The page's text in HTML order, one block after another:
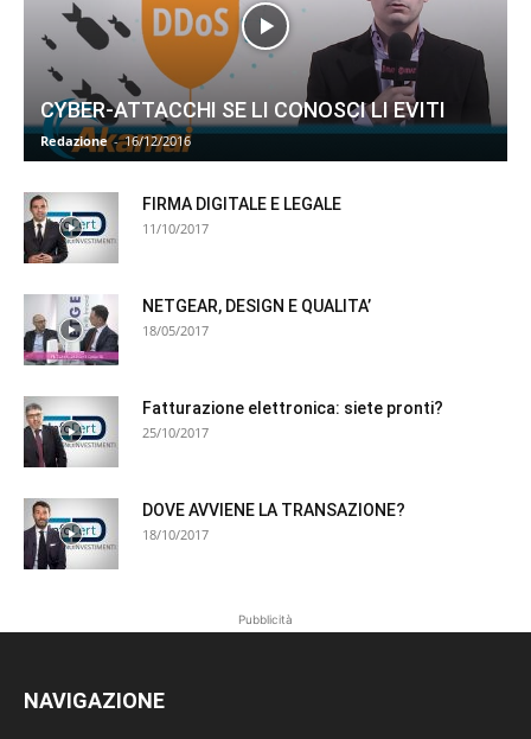
CYBER-ATTACCHI SE LI CONOSCI LI EVITI
Redazione - 16/12/2016
FIRMA DIGITALE E LEGALE
11/10/2017
NETGEAR, DESIGN E QUALITA’
18/05/2017
Fatturazione elettronica: siete pronti?
25/10/2017
DOVE AVVIENE LA TRANSAZIONE?
18/10/2017
Pubblicità
NAVIGAZIONE